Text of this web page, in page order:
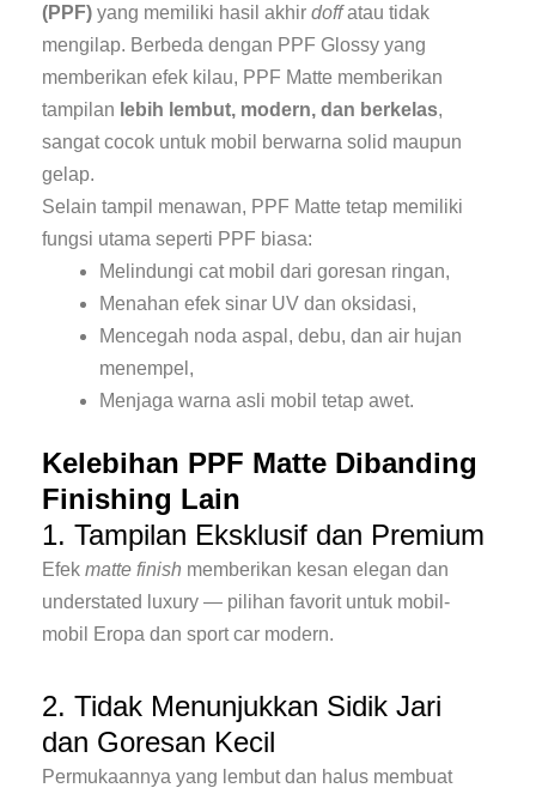
(PPF) yang memiliki hasil akhir doffatau tidak
mengilap. Berbeda dengan PPF Glossy yang
memberikan efek kilau, PPF Matte memberikan
tampilan lebih lembut, modern, dan berkelas,
sangat cocok untuk mobil berwarna solid maupun
gelap.
Selain tampil menawan, PPF Matte tetap memiliki
fungsi utama seperti PPF biasa:
Melindungi cat mobil dari goresan ringan,
Menahan efek sinar UV dan oksidasi,
Mencegah noda aspal, debu, dan air hujan
menempel,
Menjaga warna asli mobil tetap awet.
Kelebihan PPF Matte Dibanding
Finishing Lain
1. Tampilan Eksklusif dan Premium
Efek matte finish memberikan kesan elegan dan
understated luxury — pilihan favorit untuk mobil-
mobil Eropa dan sport car modern.
2. Tidak Menunjukkan Sidik Jari
dan Goresan Kecil
Permukaannya yang lembut dan halus membuat